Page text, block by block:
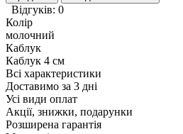
Відгуків: 0
Колір
молочний
Каблук
Каблук 4 см
Всі характеристики
Доставимо за 3 дні
Усі види оплат
Акції, знижки, подарунки
Розширена гарантія